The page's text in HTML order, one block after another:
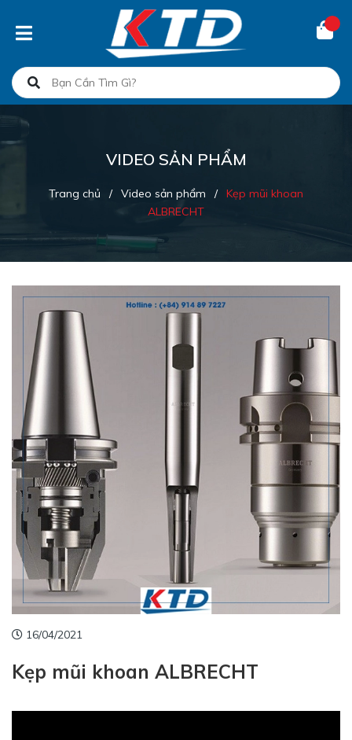
VIDEO SẢN PHẨM
Trang chủ / Video sản phẩm / Kẹp mũi khoan
ALBRECHT
16/04/2021
Kẹp mũi khoan ALBRECHT